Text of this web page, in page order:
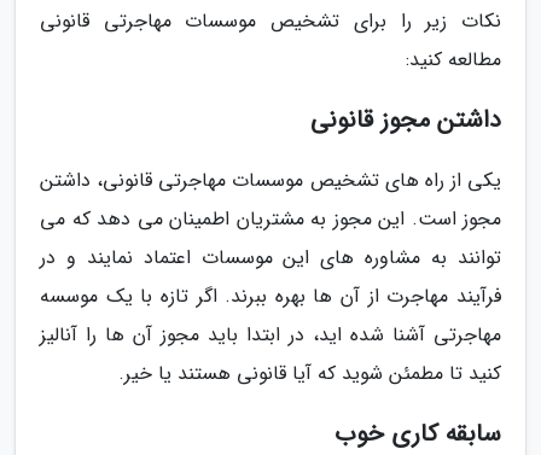
نکات زیر را برای تشخیص موسسات مهاجرتی قانونی
مطالعه کنید:
داشتن مجوز قانونی
یکی از راه های تشخیص موسسات مهاجرتی قانونی، داشتن
مجوز است. این مجوز به مشتریان اطمینان می دهد که می
توانند به مشاوره های این موسسات اعتماد نمایند و در
فرآیند مهاجرت از آن ها بهره ببرند. اگر تازه با یک موسسه
مهاجرتی آشنا شده اید، در ابتدا باید مجوز آن ها را آنالیز
کنید تا مطمئن شوید که آیا قانونی هستند یا خیر.
سابقه کاری خوب